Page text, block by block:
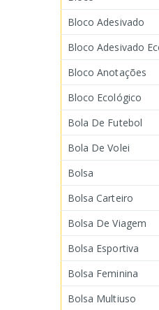
Bloco Adesivado
Bloco Adesivado
Bloco Anotações
Bloco Ecológico
Bola De Futebol
Bola De Volei
Bolsa
Bolsa Carteiro
Bolsa De Viagem
Bolsa Esportiva
Bolsa Feminina
Bolsa Multiuso